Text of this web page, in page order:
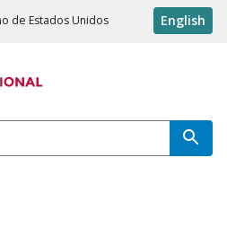
de Estados Unidos English